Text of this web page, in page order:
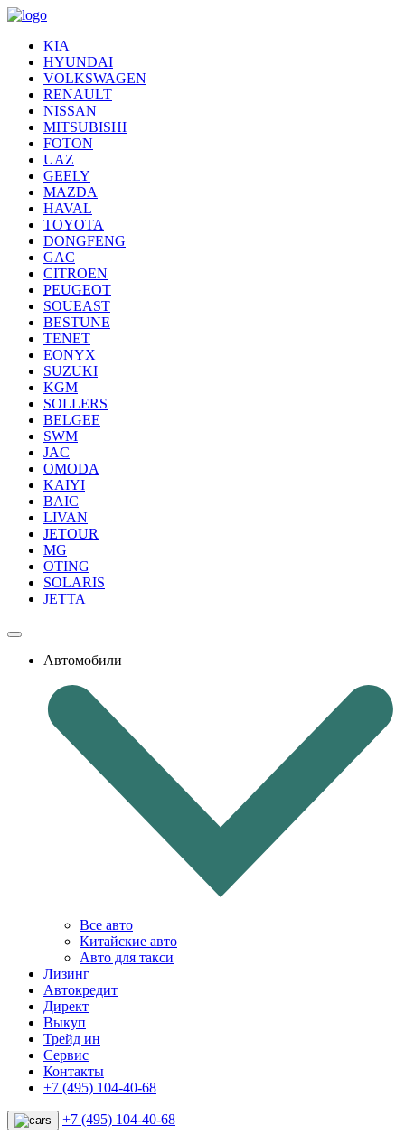
KIA
HYUNDAI
VOLKSWAGEN
RENAULT
NISSAN
MITSUBISHI
FOTON
UAZ
GEELY
MAZDA
HAVAL
TOYOTA
DONGFENG
GAC
CITROEN
PEUGEOT
SOUEAST
BESTUNE
TENET
EONYX
SUZUKI
KGM
SOLLERS
BELGEE
SWM
JAC
OMODA
KAIYI
BAIC
LIVAN
JETOUR
MG
OTING
SOLARIS
JETTA
Автомобили
Все авто
Китайские авто
Авто для такси
Лизинг
Автокредит
Директ
Выкуп
Трейд ин
Сервис
Контакты
+7 (495) 104-40-68
+7 (495) 104-40-68